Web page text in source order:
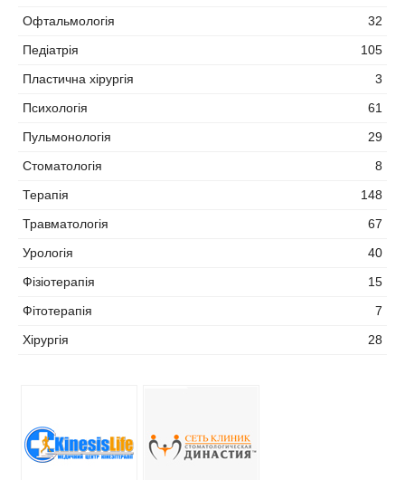
Офтальмологія
32
Педіатрія
105
Пластична хірургія
3
Психологія
61
Пульмонологія
29
Стоматологія
8
Терапія
148
Травматологія
67
Урологія
40
Фізіотерапія
15
Фітотерапія
7
Хірургія
28